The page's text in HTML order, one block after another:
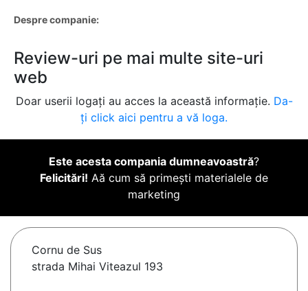
Despre companie:
Review-uri pe mai multe site-uri
web
Doar userii logați au acces la această informație. Da-
ți click aici pentru a vă loga.
Este acesta compania dumneavoastră?
Felicitări! Aă cum să primești materialele de
marketing
Cornu de Sus
strada Mihai Viteazul 193